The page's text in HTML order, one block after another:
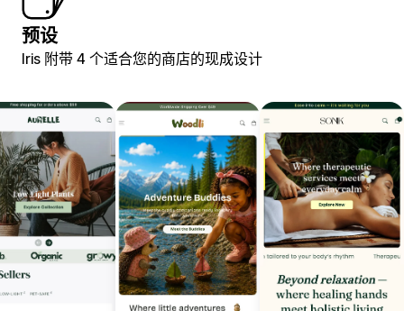
预设
Iris 附带 4 个适合您的商店的现成设计